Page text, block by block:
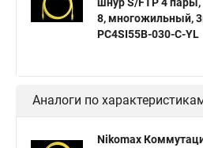
8, многожильный,
PC4SI55B-030-C-YL
Аналоги по
Nikomax